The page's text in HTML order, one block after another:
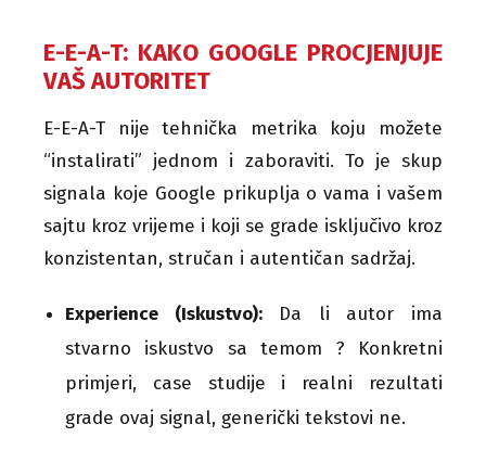
E-E-A-T: KAKO GOOGLE PROCJENJUJE
VAŠ AUTORITET
E-E-A-T nije tehnička metrika koju možete
“instalirati” jednom i zaboraviti. To je skup
signala koje Google prikuplja o vama i vašem
sajtu kroz vrijeme i koji se grade isključivo kroz
konzistentan, stručan i autentičan sadržaj.
Experience (Iskustvo):Da li autor ima
stvarno iskustvo sa temom ? Konkretni
primjeri, case studije i realni rezultati
grade ovaj signal, generički tekstovi ne.